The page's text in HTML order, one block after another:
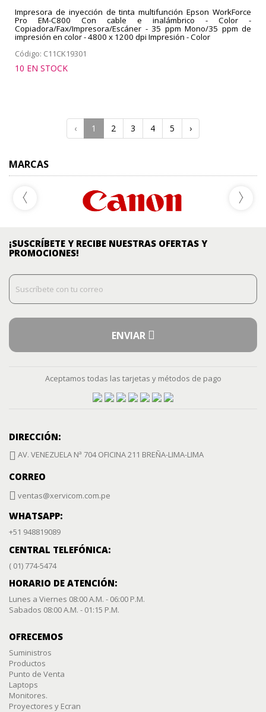
Impresora de inyección de tinta multifunción Epson WorkForce
Pro EM-C800 Con cable e inalámbrico - Color -
Copiadora/Fax/Impresora/Escáner - 35 ppm Mono/35 ppm de
impresión en color - 4800 x 1200 dpi Impresión - Color
Código: C11CK19301
10 EN STOCK
‹ 1 2 3 4 5 ›
MARCAS
¡SUSCRÍBETE Y RECIBE NUESTRAS OFERTAS Y
PROMOCIONES!
ENVIAR
Aceptamos todas las tarjetas y métodos de pago
DIRECCIÓN:
AV. VENEZUELA Nª 704 OFICINA 211 BREÑA-LIMA-LIMA
CORREO
ventas@xervicom.com.pe
WHATSAPP:
+51 948819089
CENTRAL TELEFÓNICA:
( 01) 774-5474
HORARIO DE ATENCIÓN:
Lunes a Viernes 08:00 A.M. - 06:00 P.M.
Sabados 08:00 A.M. - 01:15 P.M.
OFRECEMOS
Suministros
Productos
Punto de Venta
Laptops
Monitores.
Proyectores y Ecran